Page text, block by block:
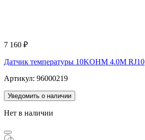
7 160 ₽
Датчик температуры 10KOHM 4.0M RJ10
Артикул: 96000219
Уведомить о наличии
Нет в наличии